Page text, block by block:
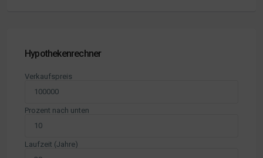
Hypothekenrechner
Verkaufspreis
Prozent nach unten
Laufzeit (Jahre)